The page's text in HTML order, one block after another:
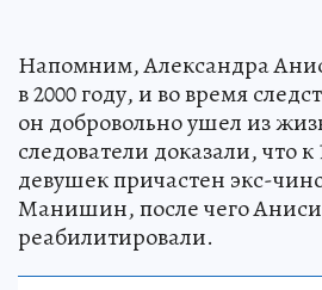
Напомним, Александра
в 2000 году, и во время
он добровольно ушел из
следователи доказали, что
девушек причастен экс-
Манишин, после чего
реабилитировали.